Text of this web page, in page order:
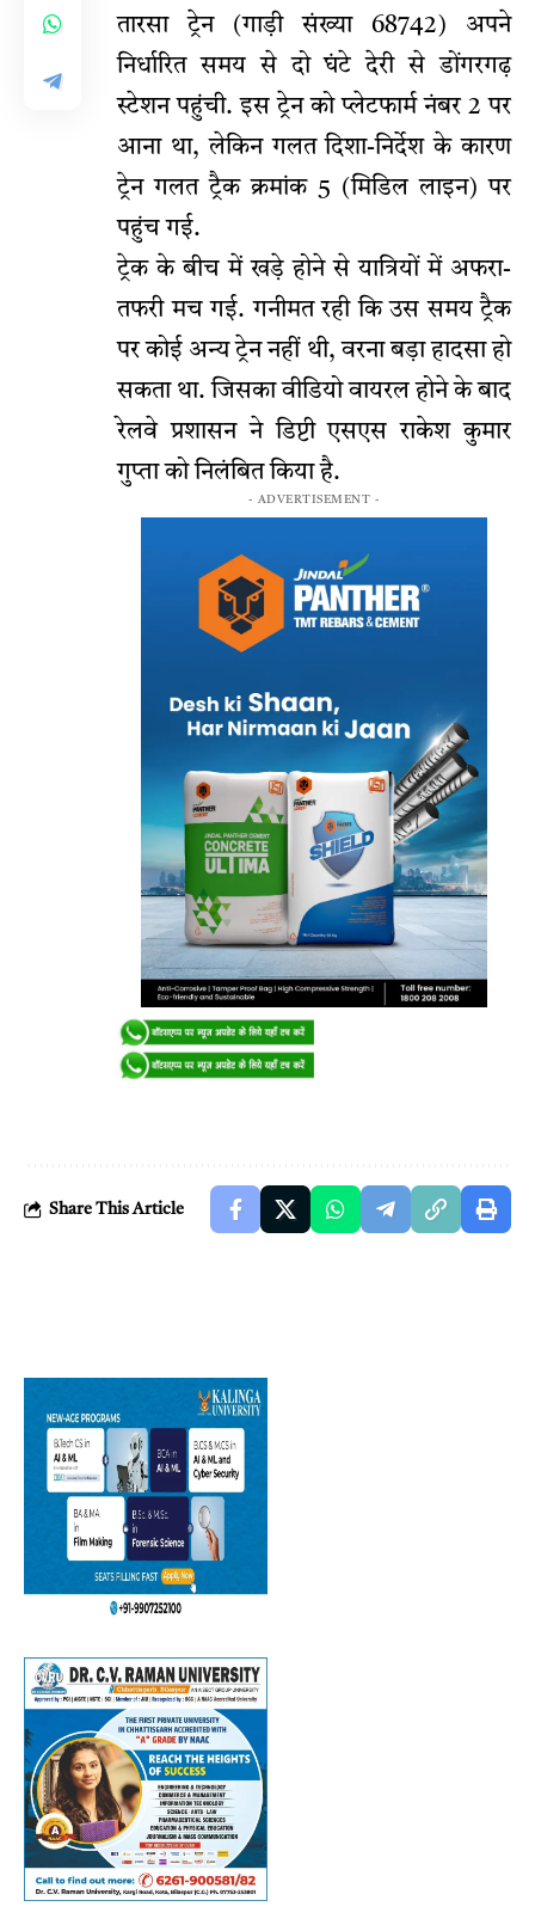
तारसा ट्रेन (गाड़ी संख्या 68742) अपने
निर्धारित समय से दो घंटे देरी से डोंगरगढ़
स्टेशन पहुंची. इस ट्रेन को प्लेटफार्म नंबर 2 पर
आना था, लेकिन गलत दिशा-निर्देश के कारण
ट्रेन गलत ट्रैक क्रमांक 5 (मिडिल लाइन) पर
पहुंच गई.
ट्रेक के बीच में खड़े होने से यात्रियों में अफरा-
तफरी मच गई. गनीमत रही कि उस समय ट्रैक
पर कोई अन्य ट्रेन नहीं थी, वरना बड़ा हादसा हो
सकता था. जिसका वीडियो वायरल होने के बाद
रेलवे प्रशासन ने डिप्टी एसएस राकेश कुमार
गुप्ता को निलंबित किया है.
- ADVERTISEMENT -
Share This Article